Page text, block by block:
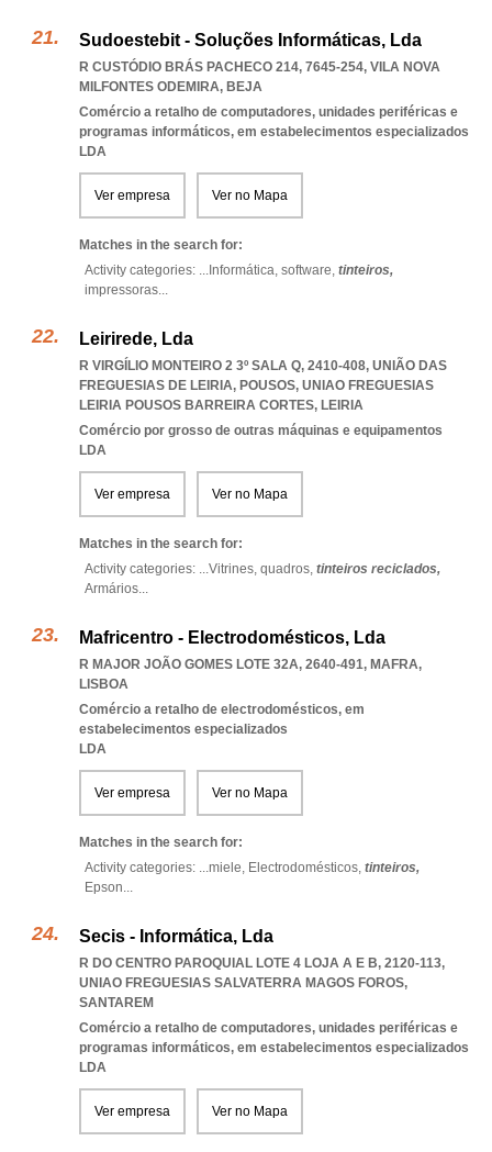
Sudoestebit - Soluções Informáticas, Lda
R CUSTÓDIO BRÁS PACHECO 214, 7645-254, VILA NOVA
MILFONTES ODEMIRA, BEJA
Comércio a retalho de computadores, unidades periféricas e
programas informáticos, em estabelecimentos especializados
LDA
Ver empresa Ver no Mapa
Matches in the search for:
Activity categories: ... Informática, software, tinteiros,
impressoras...
Leirirede, Lda
R VIRGÍLIO MONTEIRO 2 3º SALA Q, 2410-408, UNIÃO DAS
FREGUESIAS DE LEIRIA, POUSOS, UNIAO FREGUESIAS
LEIRIA POUSOS BARREIRA CORTES, LEIRIA
Comércio por grosso de outras máquinas e equipamentos
LDA
Ver empresa Ver no Mapa
Matches in the search for:
Activity categories: ...Vitrines, quadros, tinteiros reciclados,
Armários...
Mafricentro - Electrodomésticos, Lda
R MAJOR JOÃO GOMES LOTE 32A, 2640-491, MAFRA,
LISBOA
Comércio a retalho de electrodomésticos, em
estabelecimentos especializados
LDA
Ver empresa Ver no Mapa
Matches in the search for:
Activity categories: ...miele, Electrodomésticos, tinteiros,
Epson...
Secis - Informática, Lda
R DO CENTRO PAROQUIAL LOTE 4 LOJA A E B, 2120-113,
UNIAO FREGUESIAS SALVATERRA MAGOS FOROS,
SANTAREM
Comércio a retalho de computadores, unidades periféricas e
programas informáticos, em estabelecimentos especializados
LDA
Ver empresa Ver no Mapa